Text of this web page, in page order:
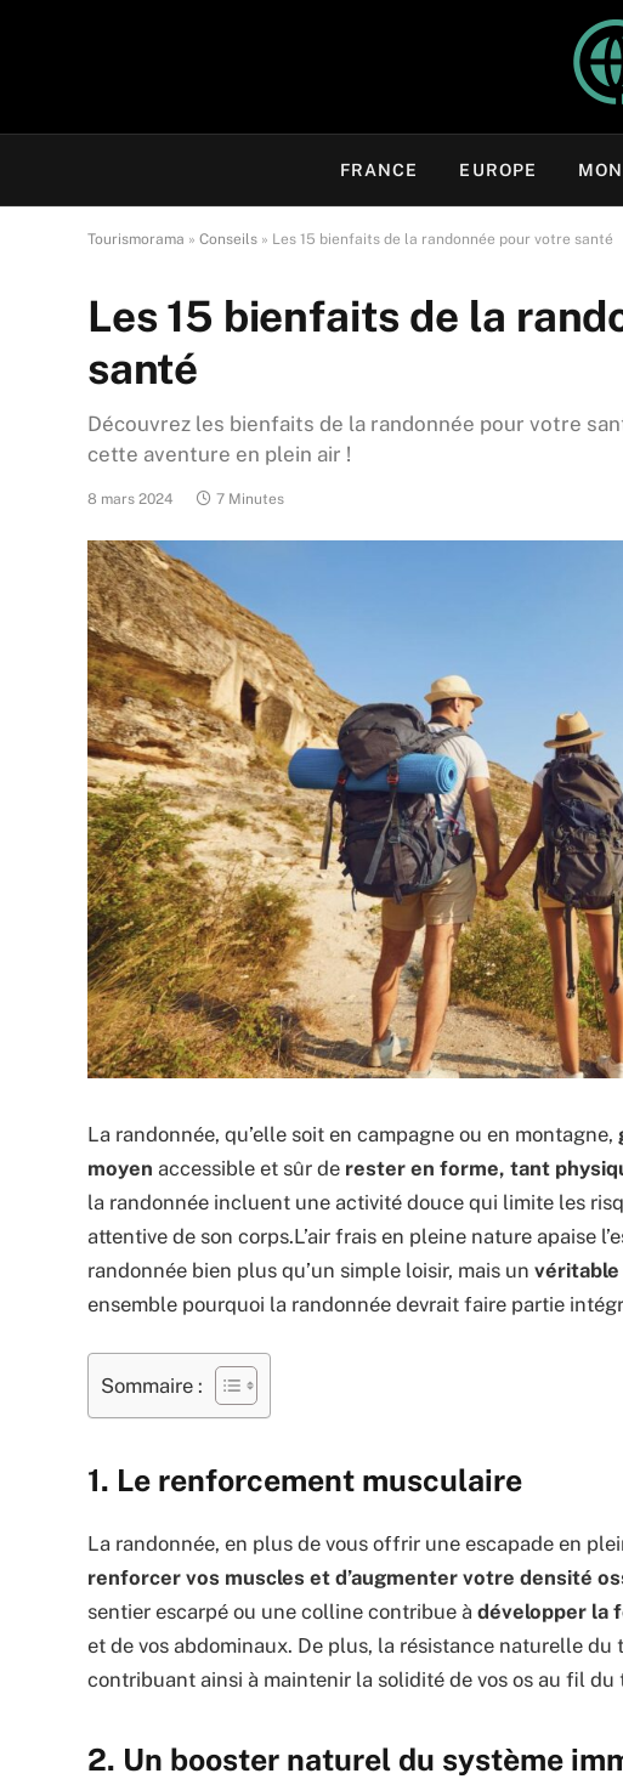
FRANCE EUROPE
Tourismorama » Conseils » Les 15 bienfaits de la randonnée pour votre santé
Les 15 bienfaits de la
santé
Découvrez les bienfaits de la randonnée pour votre
cette aventure en plein air !
8 mars 2024 7 Minutes
La randonnée, qu’elle soit en campagne ou en montagne,
moyen accessible et sûr de rester en forme, tant
la randonnée incluent une activité douce qui limite les
attentive de son corps.L’air frais en pleine nature apaise
randonnée bien plus qu’un simple loisir, mais un véritable
ensemble pourquoi la randonnée devrait faire partie
Sommaire :
1. Le renforcement musculaire
La randonnée, en plus de vous offrir une escapade en
renforcer vos muscles et d’augmenter votre densité
sentier escarpé ou une colline contribue à développer la
et de vos abdominaux. De plus, la résistance naturelle du
contribuant ainsi à maintenir la solidité de vos os au fil du
2. Un booster naturel du système